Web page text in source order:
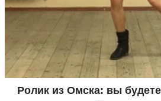
Ролик из Омска: вы